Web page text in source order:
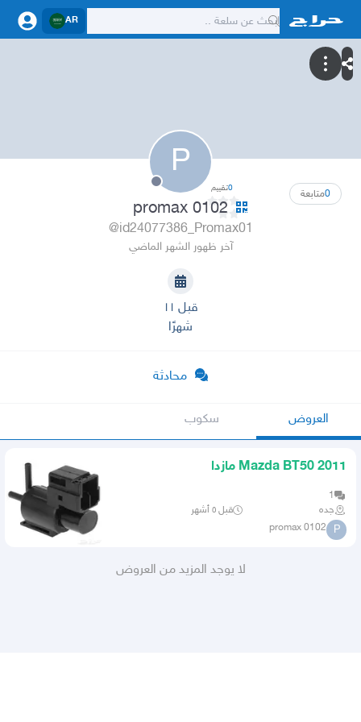
AR
P
0متابعة 0تقييم
promax 0102
@id24077386_Promax01
آخر ظهور الشهر الماضي
قبل ١١
شهرًا
محادثة
العروض سكوب
Mazda BT50 2011 مازدا
1
جده
قبل ٥ أشهر
P
promax 0102
لا يوجد المزيد من العروض